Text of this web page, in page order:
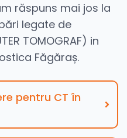
răspuns mai jos la
legate de
TOMOGRAF) in
Făgăraș.
pentru CT în